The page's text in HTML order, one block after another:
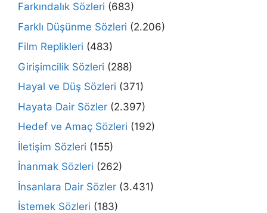
Farkındalık Sözleri (683)
Farklı Düşünme Sözleri (2.206)
Film Replikleri (483)
Girişimcilik Sözleri (288)
Hayal ve Düş Sözleri (371)
Hayata Dair Sözler (2.397)
Hedef ve Amaç Sözleri (192)
İletişim Sözleri (155)
İnanmak Sözleri (262)
İnsanlara Dair Sözler (3.431)
İstemek Sözleri (183)